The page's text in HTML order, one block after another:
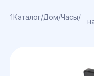
1Каталог/Дом/Часы/